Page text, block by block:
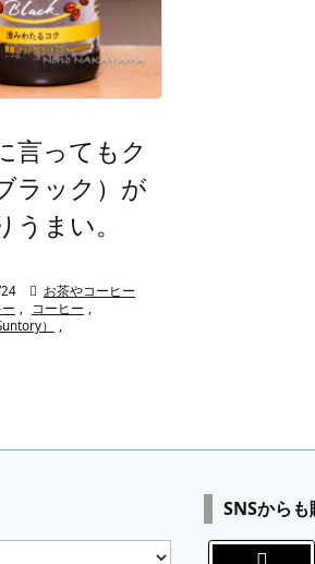
言ってもク
ラック）が
うまい。
 お茶やコーヒー
, コーヒー ,
）
,
SNSからも